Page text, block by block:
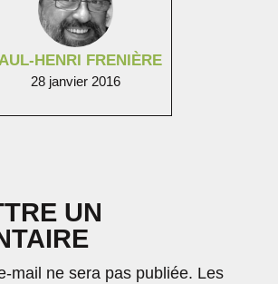
HENRI FRENIÈRE
28 janvier 2016
UN
mail ne sera pas publiée. Les